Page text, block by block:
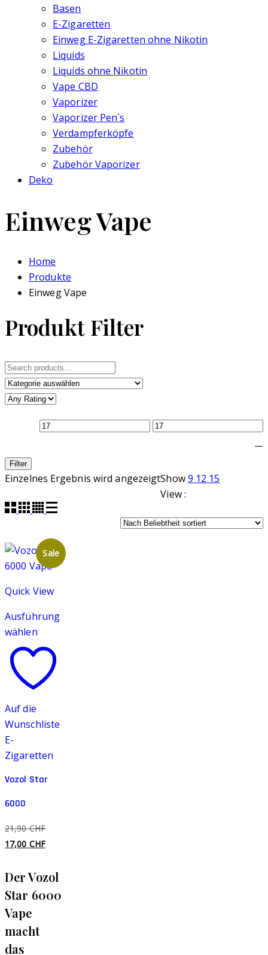
Basen
E-Zigaretten
Einweg E-Zigaretten ohne Nikotin
Liquids
Liquids ohne Nikotin
Vape CBD
Vaporizer
Vaporizer Pen`s
Verdampferköpfe
Zubehör
Zubehör Vaporizer
Deko
Einweg Vape
Home
Produkte
Einweg Vape
Produkt Filter
Search
for:
—
Filter
Einzelnes Ergebnis wird angezeigtShow9 12 15
View :
Sale
Quick View
Ausführung
wählen
Dieses
Produkt
weist
mehrere
Varianten
auf.
Die
Optionen
der
gewählt
werden
Auf die
Wunschliste
E-
Zigaretten
Vozol Star
6000
21,90CHFUrsprünglicher
Preis
21,90 CHF
17,00 CHFAktueller
ist:
Der Vozol
Star 6000
Vape
macht
das